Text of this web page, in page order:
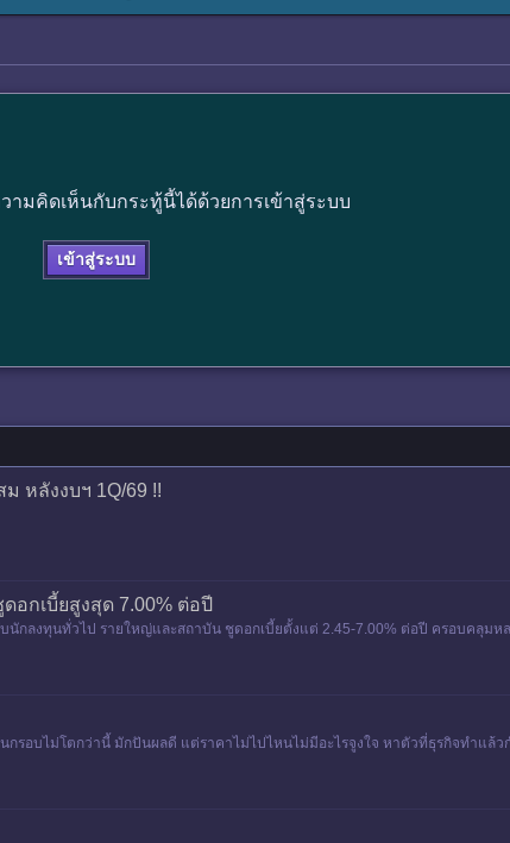
มคิดเห็นกับกระทู้นี้ได้ด้วยการเข้าสู่ระบบ
เข้าสู่ระบบ
หลังงบฯ 1Q/69 !!
อกเบี้ยสูงสุด 7.00% ต่อปี
นักลงทุนทั่วไป รายใหญ่และสถาบัน ชูดอกเบี้ยตั้งแต่ 2.45-7.00% ต่อปี ครอบคลุมห
กรอบไม่โตกว่านี้ มักปันผลดี แต่ราคาไม่ไปไหนไม่มีอะไรจูงใจ หาตัวที่ธุรกิจทำแล้ว